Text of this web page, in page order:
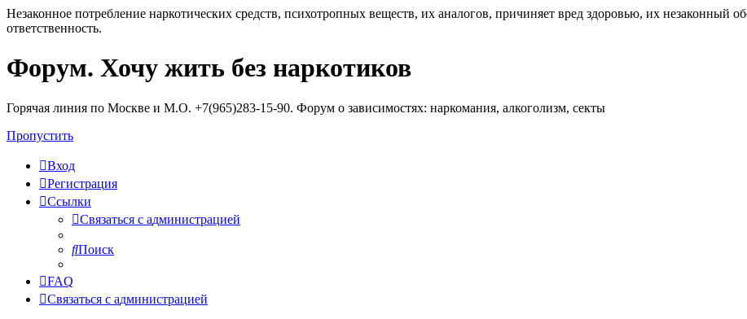
Незаконное потребление наркотических средств, психотропных веществ, их аналогов, причиняет вред здоровью, их незаконный
ответственность.
Регистрация
Форум. Хочу жить без наркотиков
Горячая линия по Москве и М.О. +7(965)283-15-90. Форум о зависимостях: наркомания, алкоголизм, секты
Пропустить
Вход
Регистрация
Ссылки
Связаться с администрацией
Поиск
FAQ
Связаться с администрацией